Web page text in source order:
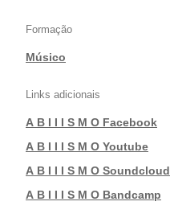
Formação
Músico
Links adicionais
A B I I I S M O Facebook
|A B I I I S M O Youtube
|A B I I I S M O Soundcloud
|A B I I I S M O Bandcamp